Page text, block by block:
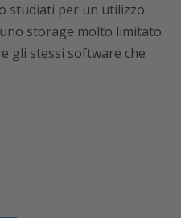
studiati per un utilizzo
storage molto limitato
gli stessi software che